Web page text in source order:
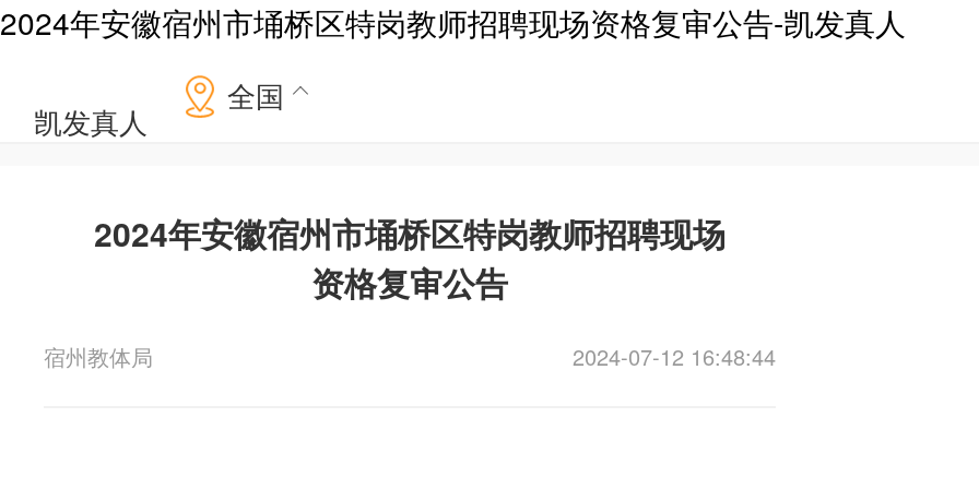
2024年安徽宿州市埇桥区特岗教师招聘现场资格复审公告-凯发真人
凯发真人
全国
2024年安徽宿州市埇桥区特岗教师招聘现场
资格复审公告
宿州教体局 2024-07-12 16:48:44